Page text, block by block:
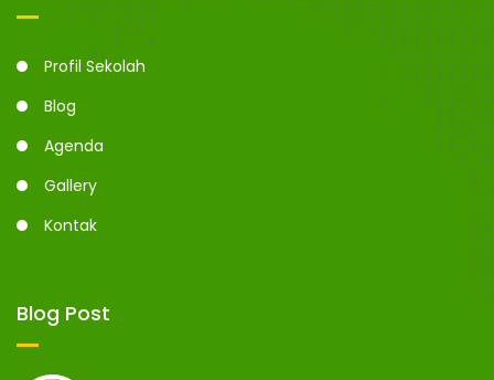
Profil Sekolah
Blog
Agenda
Gallery
Kontak
Blog Post